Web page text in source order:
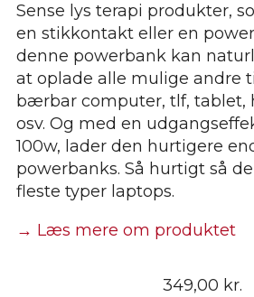
Sense lys terapi produkter,
en stikkontakt eller en
denne powerbank kan
at oplade alle mulige andre
bærbar computer, tlf, tablet,
osv. Og med en
100w, lader den hurtigere
powerbanks. Så hurtigt så
fleste typer laptops.
→ Læs mere om produktet
349,00 kr.